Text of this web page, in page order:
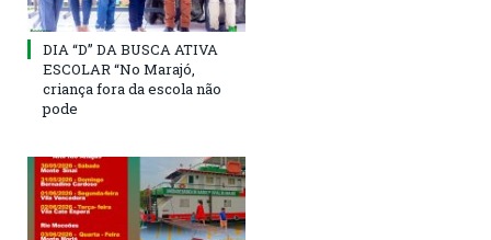
DIA “D” DA BUSCA ATIVA
ESCOLAR “No Marajó,
criança fora da escola não
pode